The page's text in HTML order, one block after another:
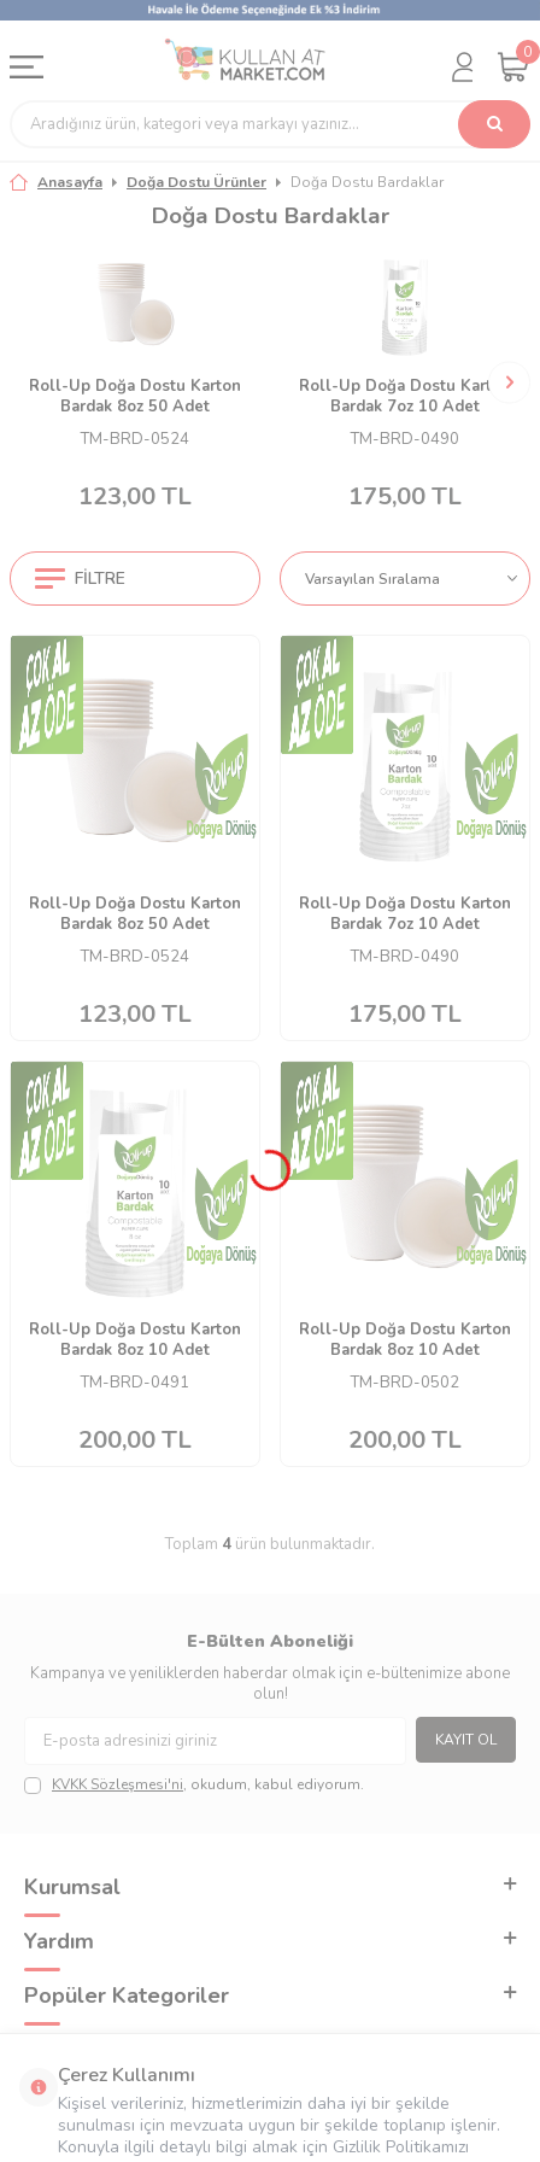
0
Anasayfa Doğa Dostu Ürünler Doğa Dostu Bardaklar
Doğa Dostu Bardaklar
Roll-Up Doğa Dostu Karton
Bardak 8oz 50 Adet
TM-BRD-0524
123,00TL
Roll-Up Doğa Dostu Karton
Bardak 7oz 10 Adet
TM-BRD-0490
175,00TL
FILTRE
Roll-Up Doğa Dostu Karton
Bardak 8oz 50 Adet
TM-BRD-0524
123,00TL
Roll-Up Doğa Dostu Karton
Bardak 7oz 10 Adet
TM-BRD-0490
175,00TL
Roll-Up Doğa Dostu Karton
Bardak 8oz 10 Adet
TM-BRD-0491
200,00TL
Roll-Up Doğa Dostu Karton
Bardak 8oz 10 Adet
TM-BRD-0502
200,00TL
Toplam 4 ürün bulunmaktadır.
E-Bülten Aboneliği
Kampanya ve yeniliklerden haberdar olmak için e-bültenimize abone
olun!
KAYIT OL
KVKK Sözleşmesi'ni, okudum, kabul ediyorum.
Kurumsal
Yardım
Popüler Kategoriler
Çerez Kullanımı
Kişisel verileriniz, hizmetlerimizin daha iyi bir şekilde
sunulması için mevzuata uygun bir şekilde toplanıp işlenir.
Konuyla ilgili detaylı bilgi almak için Gizlilik Politikamızı